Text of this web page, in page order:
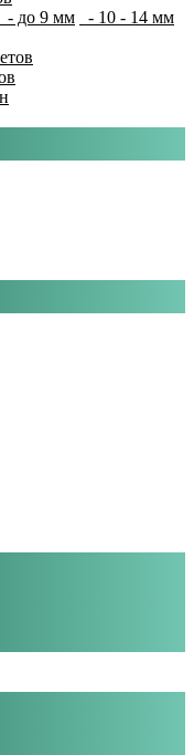
- до 9 мм
- 10 - 14 мм